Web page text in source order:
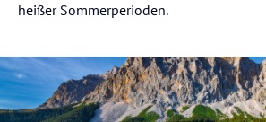
heißer Sommerperioden.